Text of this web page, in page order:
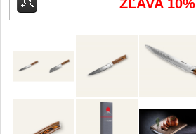
Príslušenstvo 2
Taktické
ZĽAVA 10%